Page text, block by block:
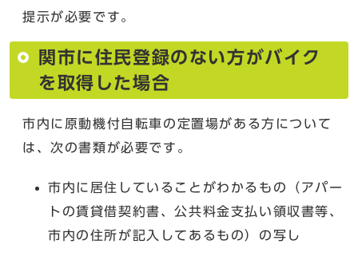
提示が必要です。
関市に住民登録のない方がバイク
を取得した場合
市内に原動機付自転車の定置場がある方について
は、次の書類が必要です。
市内に居住していることがわかるもの（アパー
トの賃貸借契約書、公共料金支払い領収書等、
市内の住所が記入してあるもの）の写し